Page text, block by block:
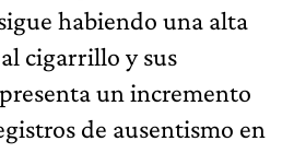
habiendo una alta
cigarrillo y sus
un incremento
de ausentismo en